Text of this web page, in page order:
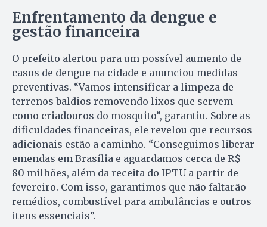
Enfrentamento da dengue e
gestão financeira
O prefeito alertou para um possível aumento de
casos de dengue na cidade e anunciou medidas
preventivas. “Vamos intensificar a limpeza de
terrenos baldios removendo lixos que servem
como criadouros do mosquito”, garantiu. Sobre as
dificuldades financeiras, ele revelou que recursos
adicionais estão a caminho. “Conseguimos liberar
emendas em Brasília e aguardamos cerca de R$
80 milhões, além da receita do IPTU a partir de
fevereiro. Com isso, garantimos que não faltarão
remédios, combustível para ambulâncias e outros
itens essenciais”.